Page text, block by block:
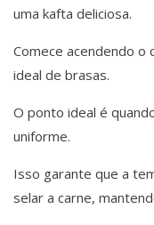
uma kafta deliciosa.
Comece acendendo o
ideal de brasas.
O ponto ideal é
uniforme.
Isso garante que a
selar a carne,